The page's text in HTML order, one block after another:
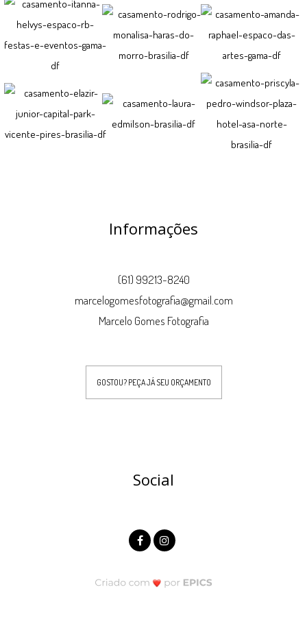
Informações
(61) 99213-8240
marcelogomesfotografia@gmail.com
Marcelo Gomes Fotografia
GOSTOU? PEÇA JÁ SEU ORÇAMENTO
Social